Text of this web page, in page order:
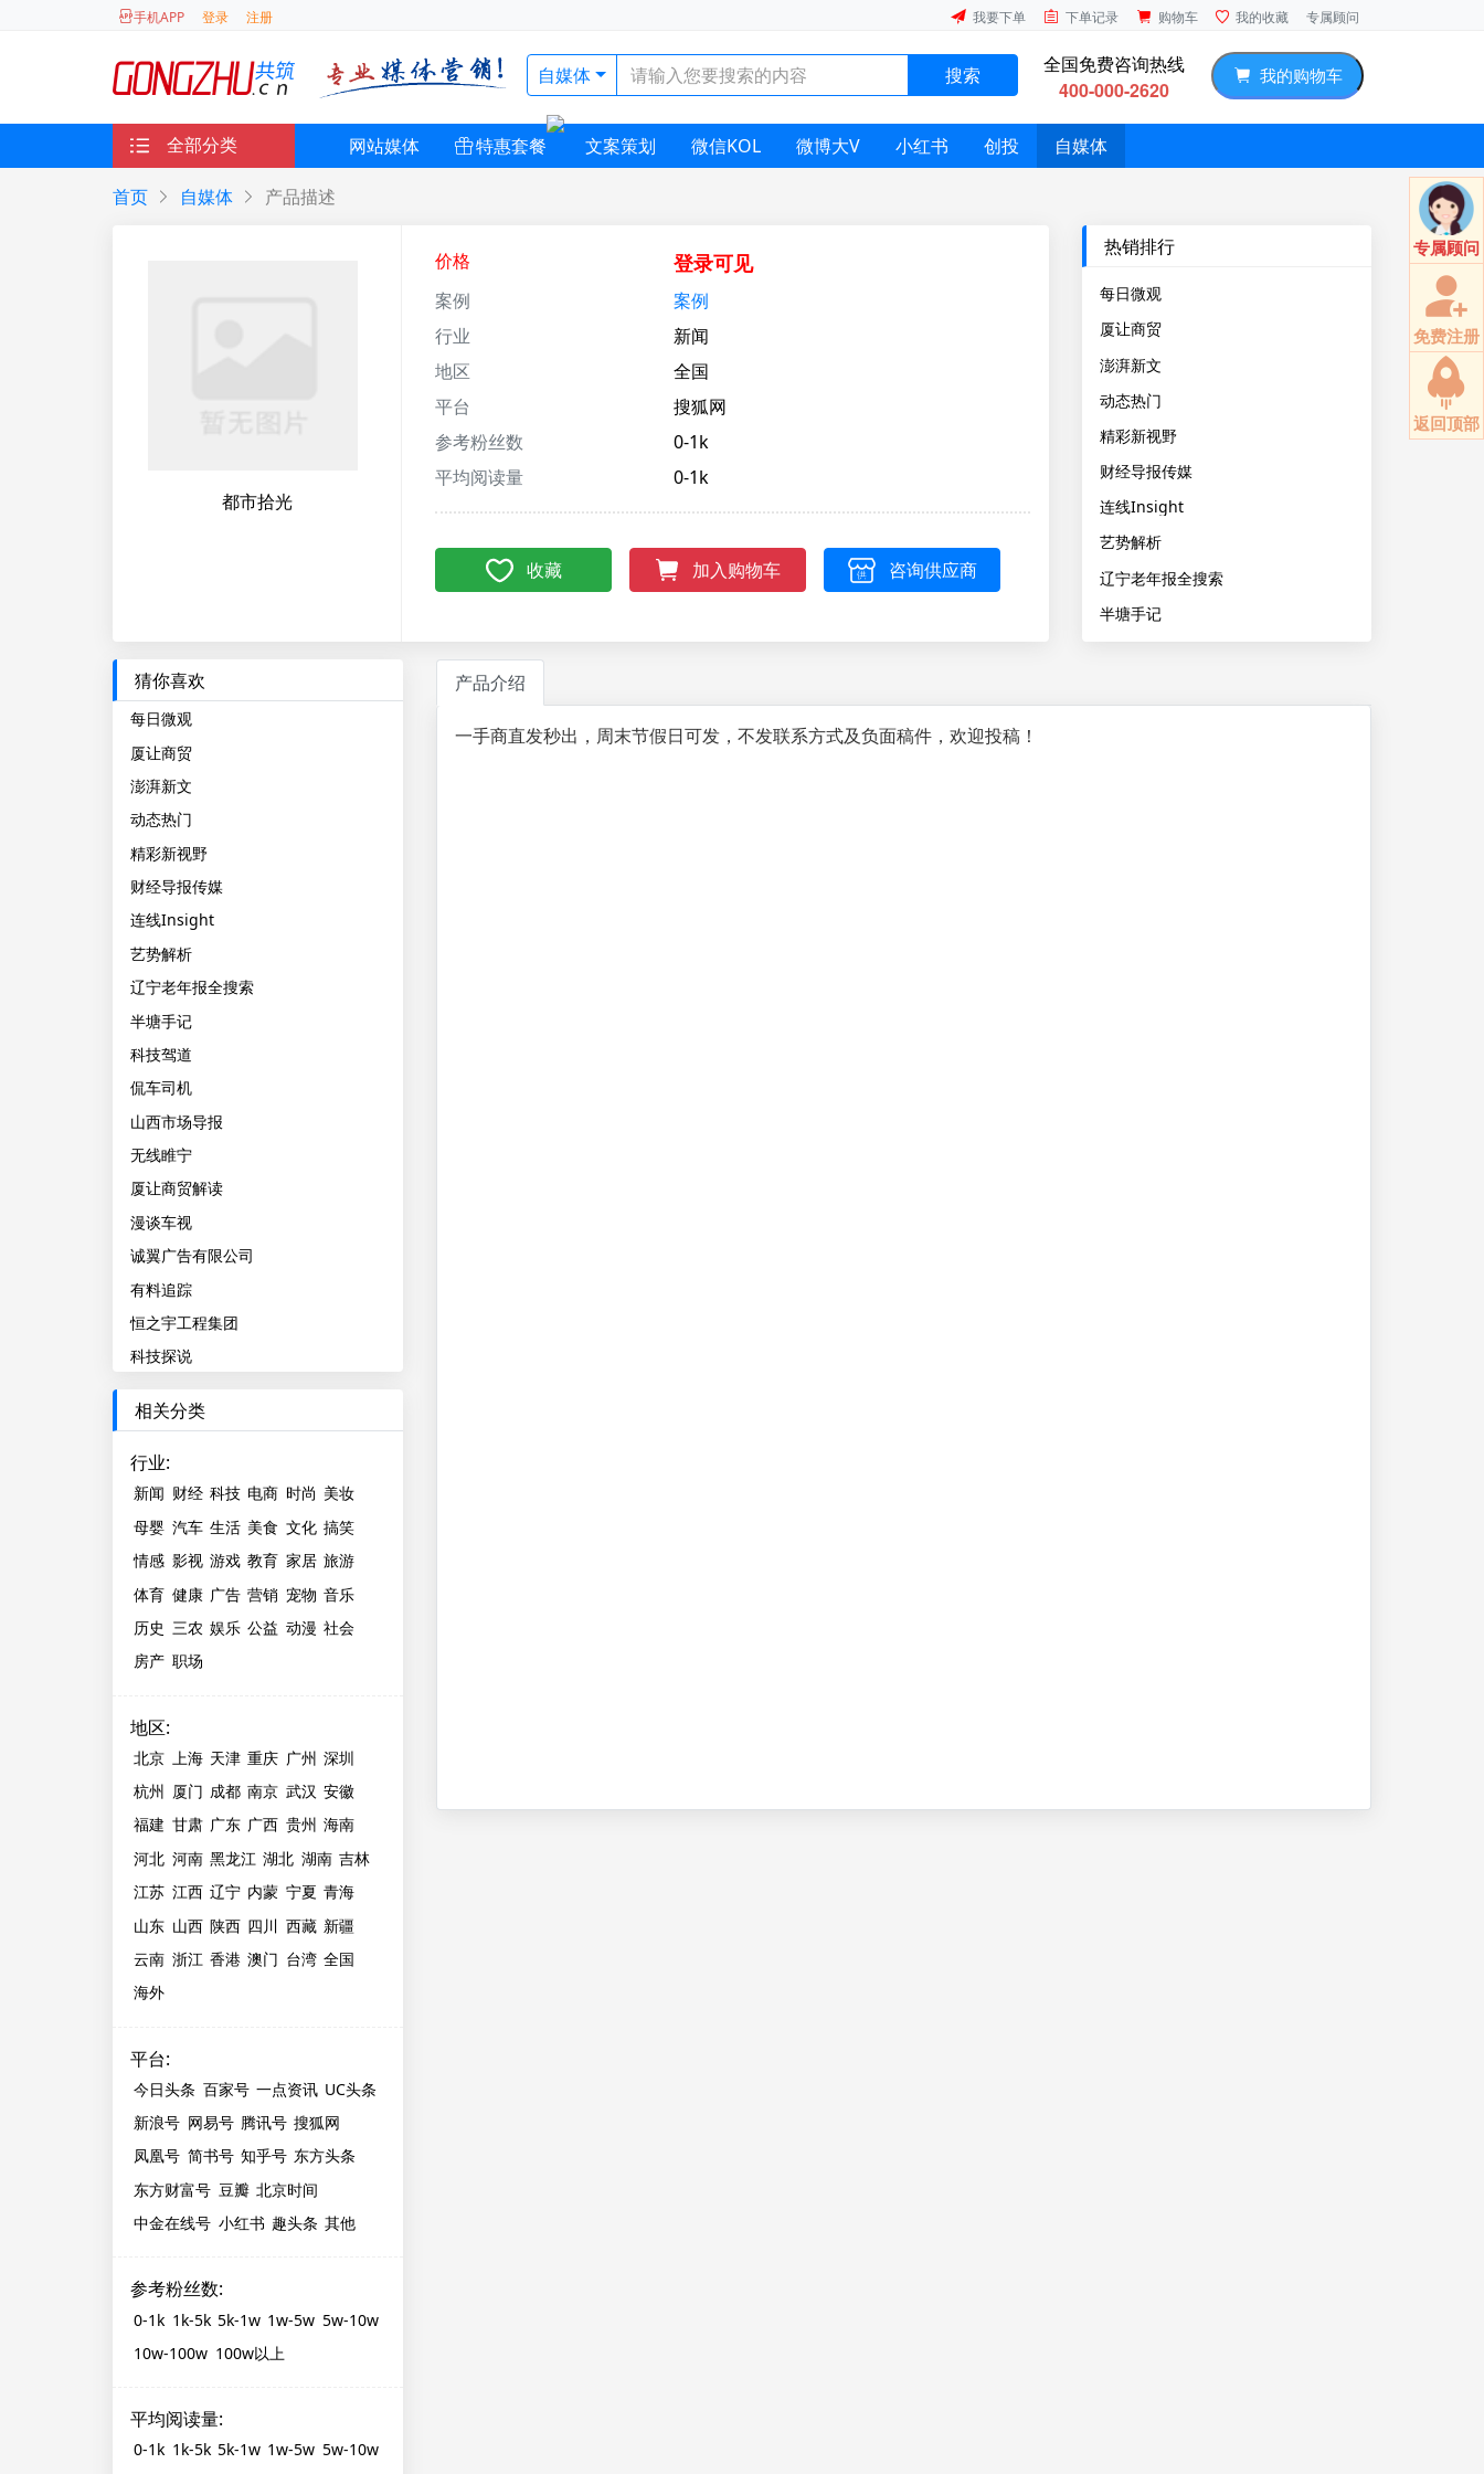
手机APP 登录 注册 我要下单 下单记录 购物车 我的收藏 专属顾问
自媒体 搜索 全国免费咨询热线
400-000-2620
我的购物车
全部分类 网站媒体 特惠套餐 文案策划 微信KOL 微博大V 小红书 创投 自媒体
首页 自媒体 产品描述
都市拾光
价格 登录可见
案例
案例
行业
新闻
地区
全国
平台
搜狐网
参考粉丝数
0-1k
平均阅读量
0-1k
收藏 加入购物车 咨询供应商
热销排行
每日微观
厦让商贸
澎湃新文
动态热门
精彩新视野
财经导报传媒
连线Insight
艺势解析
辽宁老年报全搜索
半塘手记
猜你喜欢
每日微观
厦让商贸
澎湃新文
动态热门
精彩新视野
财经导报传媒
连线Insight
艺势解析
辽宁老年报全搜索
半塘手记
科技驾道
侃车司机
山西市场导报
无线睢宁
厦让商贸解读
漫谈车视
诚翼广告有限公司
有料追踪
恒之宇工程集团
科技探说
相关分类
行业:
新闻 财经 科技 电商 时尚 美妆
母婴 汽车 生活 美食 文化 搞笑
情感 影视 游戏 教育 家居 旅游
体育 健康 广告 营销 宠物 音乐
历史 三农 娱乐 公益 动漫 社会
房产 职场
地区:
北京 上海 天津 重庆 广州 深圳
杭州 厦门 成都 南京 武汉 安徽
福建 甘肃 广东 广西 贵州 海南
河北 河南 黑龙江 湖北 湖南 吉林
江苏 江西 辽宁 内蒙 宁夏 青海
山东 山西 陕西 四川 西藏 新疆
云南 浙江 香港 澳门 台湾 全国
海外
平台:
今日头条 百家号 一点资讯 UC头条
新浪号 网易号 腾讯号 搜狐网
凤凰号 简书号 知乎号 东方头条
东方财富号 豆瓣 北京时间
中金在线号 小红书 趣头条 其他
参考粉丝数:
0-1k 1k-5k 5k-1w 1w-5w 5w-10w
10w-100w 100w以上
平均阅读量:
0-1k 1k-5k 5k-1w 1w-5w 5w-10w
产品介绍
一手商直发秒出，周末节假日可发，不发联系方式及负面稿件，欢迎投稿！
专属顾问
免费注册
返回顶部